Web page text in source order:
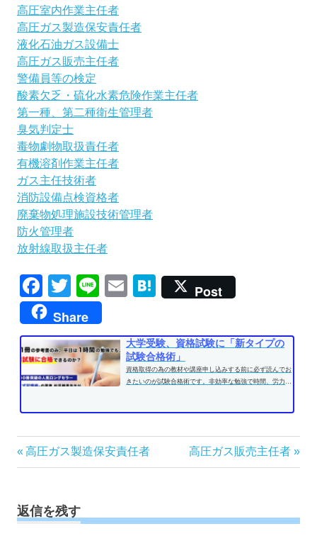
高圧室内作業主任者
高圧ガス製造保安責任者
液化石油ガス設備士
高圧ガス販売主任者
警備員等の検定
酸素欠乏・硫化水素危険作業主任者
第一種、第二種衛生管理者
臭気判定士
毒物劇物取扱責任者
有機溶剤作業主任者
ガス主任技術者
消防設備点検資格者
廃棄物処理施設技術管理者
防火管理者
放射線取扱主任者
Facebook
TwitterLineEmailHatena
Post
Share
大学受験、資格試験に「新タイプの
試験合格術」
資格取得の為の教材や講座申し込みする前に必ず読んでお
きたいのが試験合格術です。非効率な勉強で時間、労力を
投
稿
ビ
ゲ
前
の
事:
高圧ガス製造保安責任者
次
の
高圧ガス販売主任者
返信を残す